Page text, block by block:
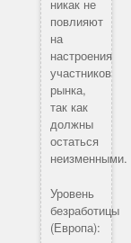
никак не
повлияют
на
настроения
участников
рынка,
так как
должны
остаться
неизменными.
Уровень
безработицы
(Европа):